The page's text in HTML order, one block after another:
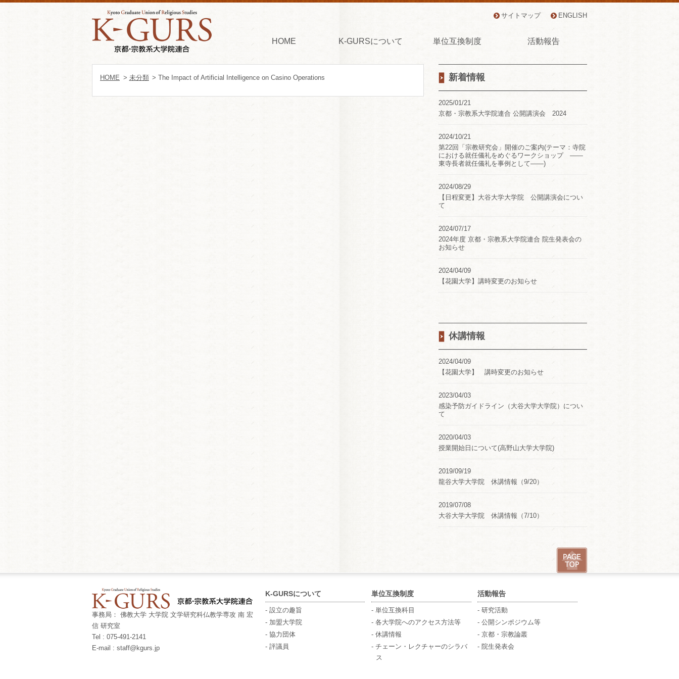
サイトマップ ENGLISH
HOME K-GURSについて 単位互換制度 活動報告
新着情報
2025/01/21
京都・宗教系大学院連合 公開講演会 2024
2024/10/21
第22回「宗教研究会」開催のご案内(テーマ：寺院
における就任儀礼をめぐるワークショップ ――
東寺長者就任儀礼を事例として――)
2024/08/29
【日程変更】大谷大学大学院 公開講演会につい
て
2024/07/17
2024年度 京都・宗教系大学院連合 院生発表会の
お知らせ
2024/04/09
【花園大学】講時変更のお知らせ
休講情報
2024/04/09
【花園大学】 講時変更のお知らせ
2023/04/03
感染予防ガイドライン（大谷大学大学院）につい
て
2020/04/03
授業開始日について(高野山大学大学院)
2019/09/19
龍谷大学大学院 休講情報（9/20）
2019/07/08
大谷大学大学院 休講情報（7/10）
HOME > 未分類 > The Impact of Artificial Intelligence on Casino Operations
事務局： 佛教大学 大学院 文学研究科仏教学専攻 南 宏
信 研究室
Tel : 075-491-2141
E-mail : staff@kgurs.jp
K-GURSについて
- 設立の趣旨
- 加盟大学院
- 協力団体
- 評議員
単位互換制度
- 単位互換科目
- 各大学院へのアクセス方法等
- 休講情報
- チェーン・レクチャーのシラバ
ス
活動報告
- 研究活動
- 公開シンポジウム等
- 京都・宗教論叢
- 院生発表会